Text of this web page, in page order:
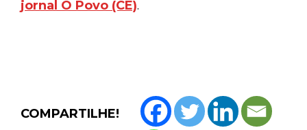
jornal O Povo (CE).
COMPARTILHE!